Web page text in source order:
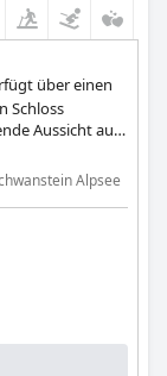
über einen
Schloss
Aussicht auf
Alpsee